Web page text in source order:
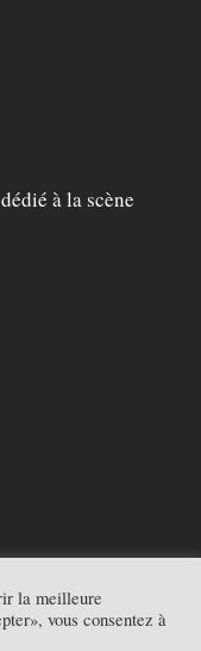
à la scène
la meilleure
vous consentez à